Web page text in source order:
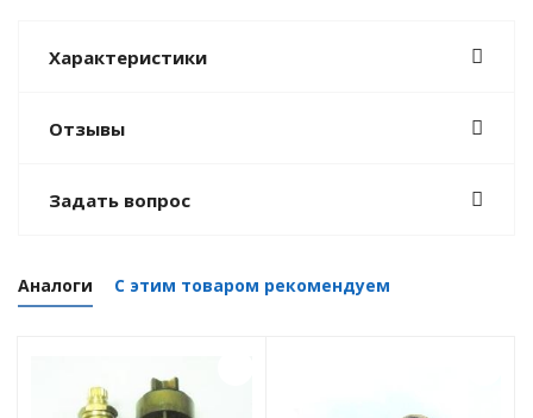
Характеристики
Отзывы
Задать вопрос
Аналоги С этим товаром рекомендуем